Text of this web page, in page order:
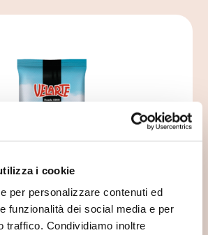
i cookie
per personalizzare contenuti ed
funzionalità dei social media e per
traffico. Condividiamo inoltre